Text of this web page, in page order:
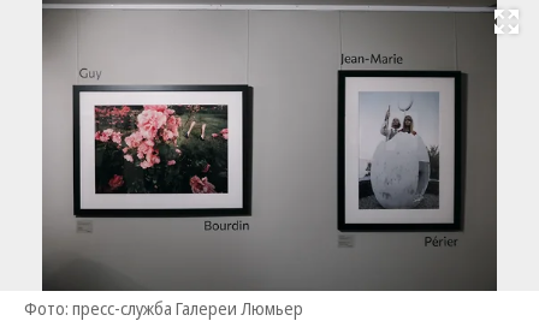
Развернуть
Фото: пресс-служба Галереи Люмьер